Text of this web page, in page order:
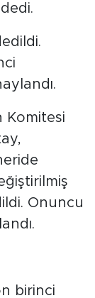
Komitesi
Onuncu
birinci